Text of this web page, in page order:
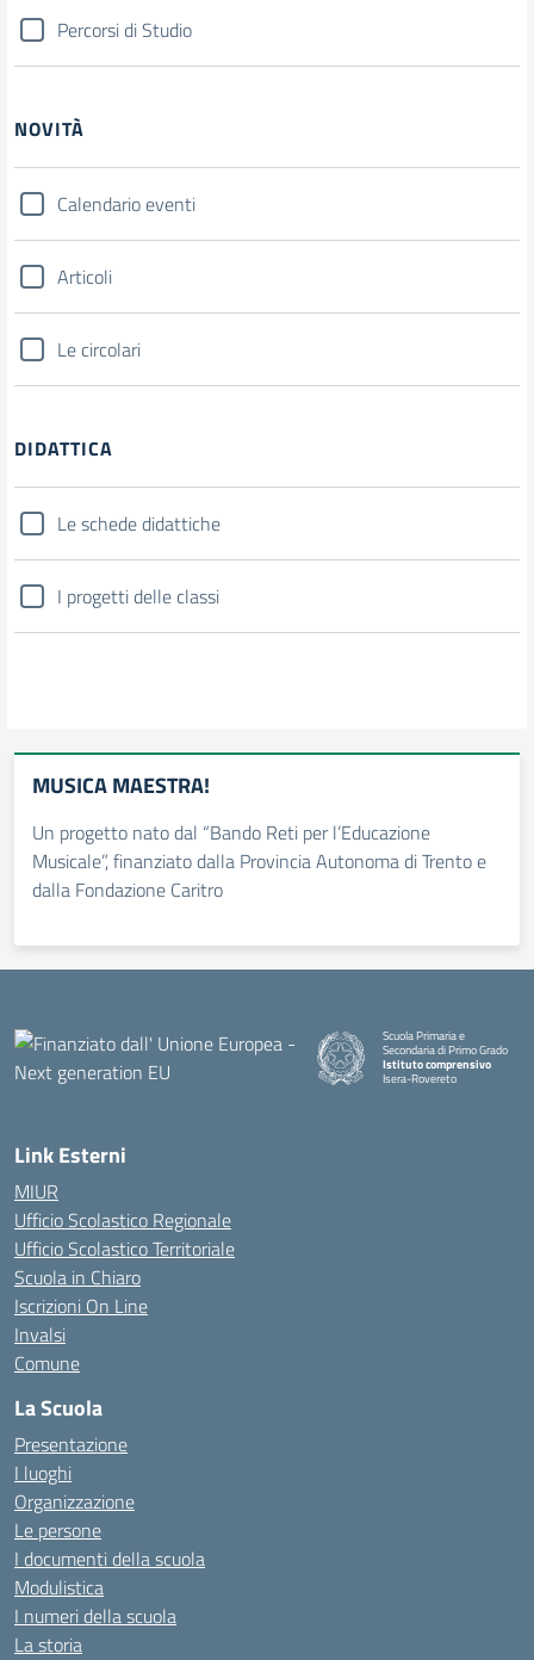
Percorsi di Studio
NOVITÀ
Calendario eventi
Articoli
Le circolari
DIDATTICA
Le schede didattiche
I progetti delle classi
MUSICA MAESTRA!
Un progetto nato dal “Bando Reti per l’Educazione
Musicale”, finanziato dalla Provincia Autonoma di Trento e
dalla Fondazione Caritro
Scuola Primaria e
Secondaria di Primo Grado
Istituto comprensivo
Isera-Rovereto
Link Esterni
MIUR
Ufficio Scolastico Regionale
Ufficio Scolastico Territoriale
Scuola in Chiaro
Iscrizioni On Line
Invalsi
Comune
La Scuola
Presentazione
I luoghi
Organizzazione
Le persone
I documenti della scuola
Modulistica
I numeri della scuola
La storia